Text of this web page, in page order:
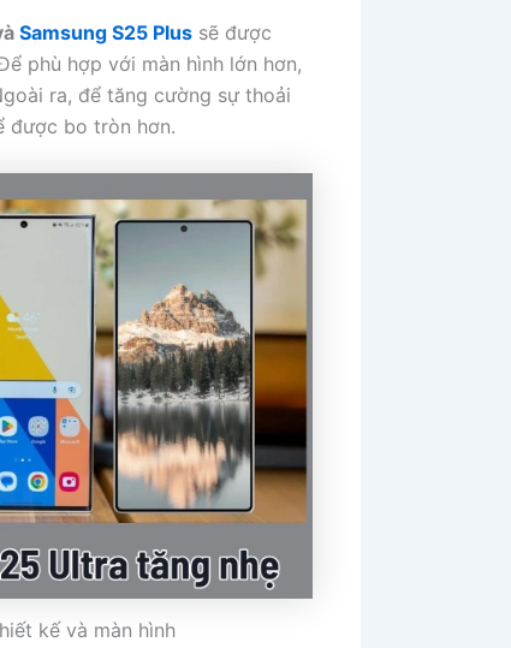
Samsung S25 Plus sẽ được
phù hợp với màn hình lớn hơn,
ra, để tăng cường sự thoải
được bo tròn hơn.
kế và màn hình